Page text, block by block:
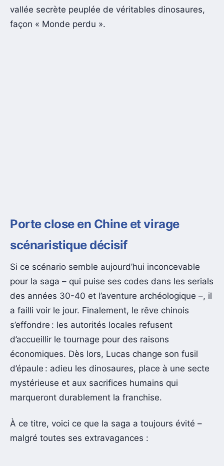
vallée secrète peuplée de véritables dinosaures,
façon « Monde perdu ».
Porte close en Chine et virage
scénaristique décisif
Si ce scénario semble aujourd’hui inconcevable
pour la saga – qui puise ses codes dans les serials
des années 30-40 et l’aventure archéologique –, il
a failli voir le jour. Finalement, le rêve chinois
s’effondre : les autorités locales refusent
d’accueillir le tournage pour des raisons
économiques. Dès lors, Lucas change son fusil
d’épaule : adieu les dinosaures, place à une secte
mystérieuse et aux sacrifices humains qui
marqueront durablement la franchise.
À ce titre, voici ce que la saga a toujours évité –
malgré toutes ses extravagances :